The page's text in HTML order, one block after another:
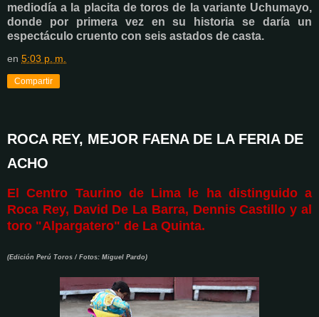
mediodía a la placita de toros de la variante Uchumayo,
donde por primera vez en su historia se daría un
espectáculo cruento con seis astados de casta.
en 5:03 p. m.
Compartir
ROCA REY, MEJOR FAENA DE LA FERIA DE
ACHO
El Centro Taurino de Lima le ha distinguido a
Roca Rey, David De La Barra, Dennis Castillo y al
toro "Alpargatero" de La Quinta.
(Edición Perú Toros / Fotos: Miguel Pardo)